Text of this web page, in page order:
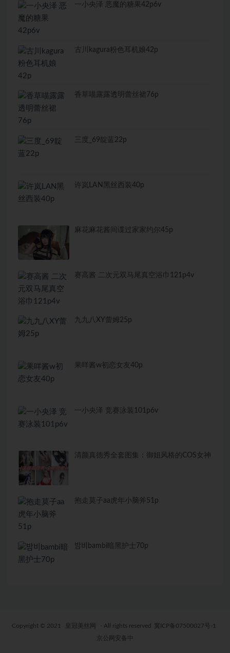
一小央泽 恶魔的糖果42p6v
古川kagura粉色耳机娘42p
香草喵露露透明蕾丝裙76p
三度_69靛蓝22p
许岚LAN黑丝西装40p
麻花麻花酱间谍过家家约尔45p
赛高酱 二次元双马尾真空浴巾121p4v
九九八XY蕾姆25p
果咩酱w初恋女友40p
一小央泽 竞赛泳装101p6v
清颜真德秀全套图集：御姐风格的COS女神
抱走莫子aa虎年小脑斧51p
밤비bambi暗黑护士70p
Copyright © 2021 皇冠美丝网 - All rights reserved
冀ICP备07500027号-1
京公网安备中